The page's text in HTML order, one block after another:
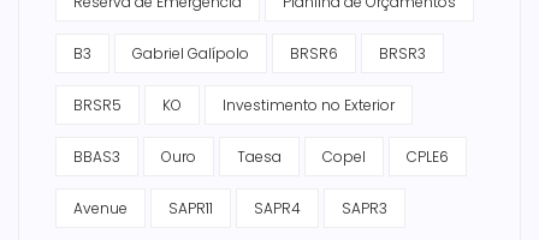
B3 Gabriel Galípolo BRSR6 BRSR3
BRSR5 KO Investimento no Exterior
BBAS3 Ouro Taesa Copel CPLE6
Avenue SAPR11 SAPR4 SAPR3